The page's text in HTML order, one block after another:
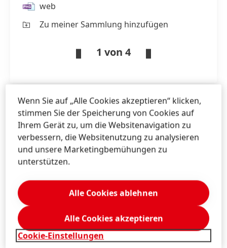
web
Zu meiner Sammlung hinzufügen
1 von 4
Mag. MichaelSgiarovello
Henkel
Corporate Communications
Austria, Bosnia, Bulgaria, Croatia, Romania,
Serbia, Slovenia
+43 676 8993 2744
Download Visitenkarte
Wenn Sie auf „Alle Cookies akzeptieren“ klicken,
stimmen Sie der Speicherung von Cookies auf
Ihrem Gerät zu, um die Websitenavigation zu
verbessern, die Websitenutzung zu analysieren
und unsere Marketingbemühungen zu
unterstützen.
Cookie-Einstellungen
Alle Cookies ablehnen
Alle Cookies akzeptieren